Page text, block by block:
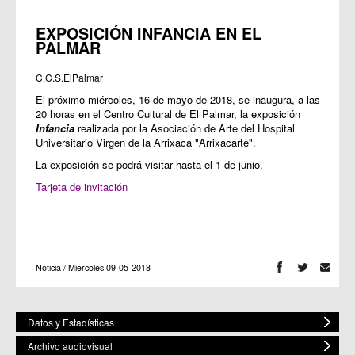
EXPOSICIÓN INFANCIA EN EL
PALMAR
C.C.S.ElPalmar
El próximo miércoles, 16 de mayo de 2018, se inaugura, a las
20 horas en el Centro Cultural de El Palmar, la exposición
Infancia realizada por la Asociación de Arte del Hospital
Universitario Virgen de la Arrixaca "Arrixacarte".
La exposición se podrá visitar hasta el 1 de junio.
Tarjeta de invitación
Noticia / Miercoles 09-05-2018
Datos y Estadísticas
Archivo audiovisual